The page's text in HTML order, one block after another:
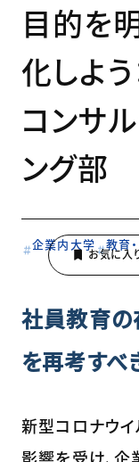
目的を
化しよう
コンサ
ング部
企業内大学 教育
社員教育の
を再考すべ
新型コロナウ